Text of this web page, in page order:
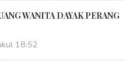
WANITA DAYAK PERANG
18:52